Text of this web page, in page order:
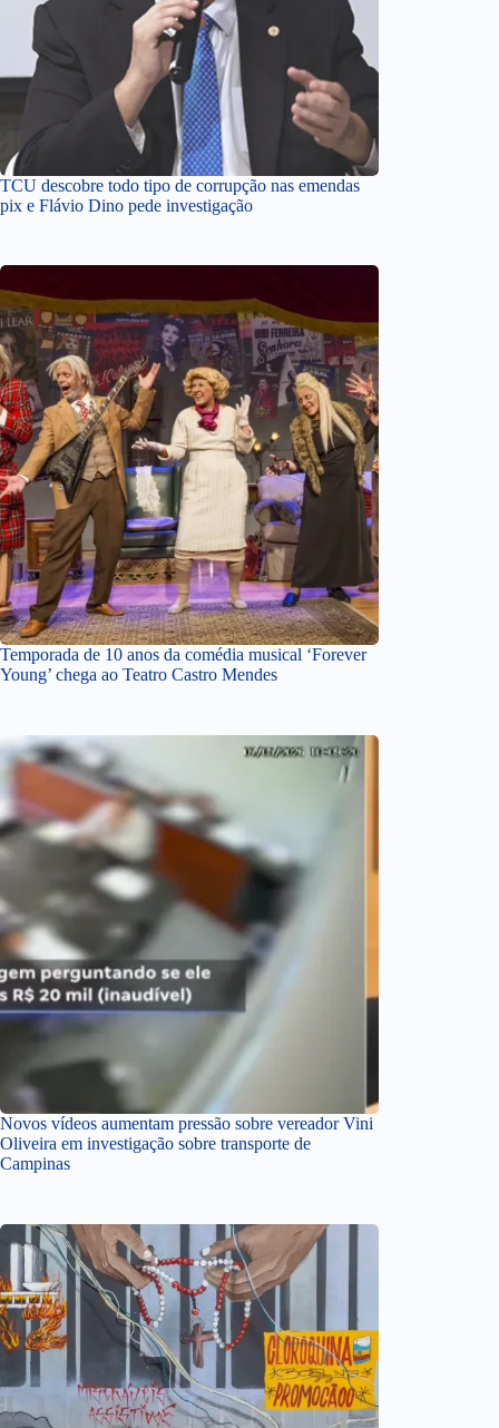
TCU descobre todo tipo de corrupção nas emendas
pix e Flávio Dino pede investigação
Temporada de 10 anos da comédia musical ‘Forever
Young’ chega ao Teatro Castro Mendes
Novos vídeos aumentam pressão sobre vereador Vini
Oliveira em investigação sobre transporte de
Campinas